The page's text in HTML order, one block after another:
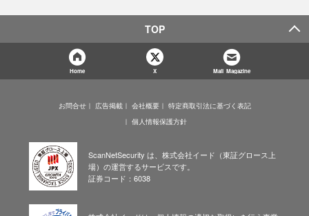
TOP
Home X Mail Magazine
お問合せ 広告掲載 会社概要
特定商取引法に基づく表記
個人情報保護方針
ScanNetSecurity は、株式会社イード（東証グロース上
場）の運営するサービスです。
証券コード：6038